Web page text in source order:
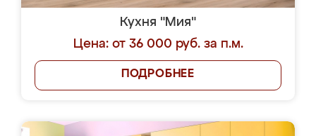
Кухня "Мия"
Цена: от 36 000 руб. за п.м.
ПОДРОБНЕЕ